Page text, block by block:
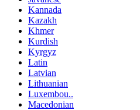
Kannada
Kazakh
Khmer
Kurdish
Kyrgyz
Latin
Latvian
Lithuanian
Luxembou..
Macedonian